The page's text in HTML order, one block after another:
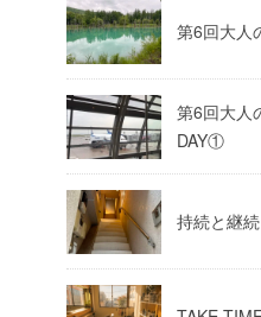
第6回大
第6回大人
DAY①
持続と継続